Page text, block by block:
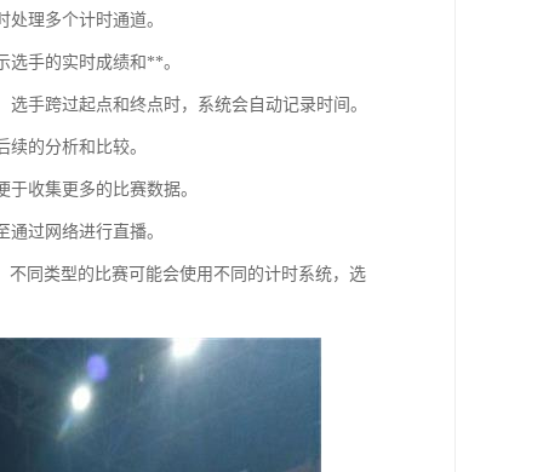
理多个计时通道。
手的实时成绩和**。
手跨过起点和终点时，系统会自动记录时间。
的分析和比较。
收集更多的比赛数据。
过网络进行直播。
同类型的比赛可能会使用不同的计时系统，选